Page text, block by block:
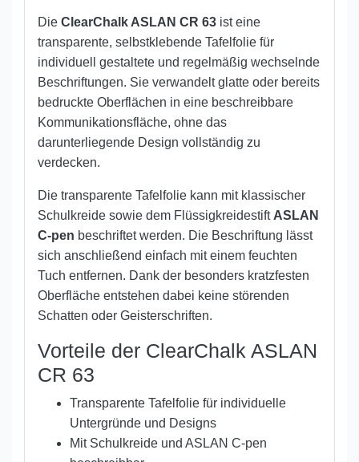
Die ClearChalk ASLAN CR 63 ist eine
transparente, selbstklebende Tafelfolie für
individuell gestaltete und regelmäßig wechselnde
Beschriftungen. Sie verwandelt glatte oder bereits
bedruckte Oberflächen in eine beschreibbare
Kommunikationsfläche, ohne das
darunterliegende Design vollständig zu
verdecken.
Die transparente Tafelfolie kann mit klassischer
Schulkreide sowie dem Flüssigkreidestift ASLAN
C-pen beschriftet werden. Die Beschriftung lässt
sich anschließend einfach mit einem feuchten
Tuch entfernen. Dank der besonders kratzfesten
Oberfläche entstehen dabei keine störenden
Schatten oder Geisterschriften.
Vorteile der ClearChalk ASLAN
CR 63
Transparente Tafelfolie für individuelle
Untergründe und Designs
Mit Schulkreide und ASLAN C-pen